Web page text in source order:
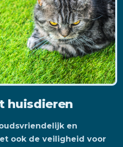
huisdieren
en
ook de veiligheid voor